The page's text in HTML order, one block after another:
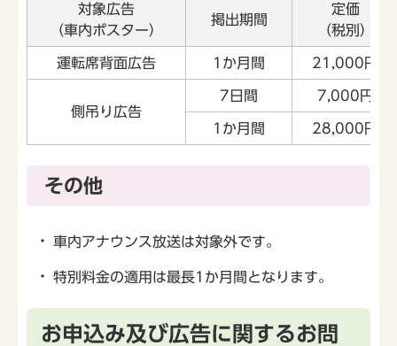
対象広告
（車内ポスター）
掲出期間
定価
（税別）
運転席背面広告 1か月間 21,000円
側吊り広告
7日間 7,000円
1か月間 28,000円
その他
車内アナウンス放送は対象外です。
特別料金の適用は最長1か月間となります。
お申込み及び広告に関するお問